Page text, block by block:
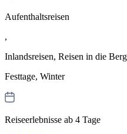
Aufenthaltsreisen
,
Inlandsreisen, Reisen in die
Festtage, Winter
Reiseerlebnisse ab 4 Tage